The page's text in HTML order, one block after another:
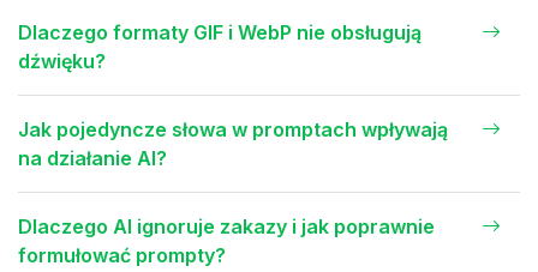
Dlaczego formaty GIF i WebP nie obsługują
dźwięku?
Jak pojedyncze słowa w promptach wpływają
na działanie AI?
Dlaczego AI ignoruje zakazy i jak poprawnie
formułować prompty?